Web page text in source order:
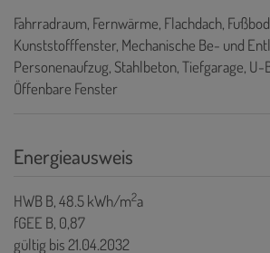
Fahrradraum Fernwärme Flachdach
Kunststofffenster Mechanische Be- und
Personenaufzug Stahlbeton Tiefgarage U-
Öffenbare Fenster
Energieausweis
HWBB, 48.5 kWh/m2a
fGEE B, 0,87
gültig bis21.04.2032